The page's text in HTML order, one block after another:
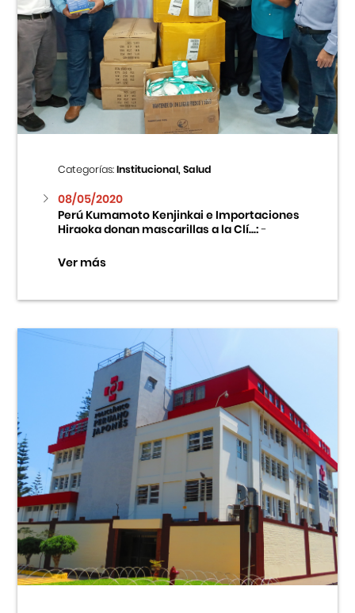
Categorías:Institucional, Salud
08/05/2020
Perú Kumamoto Kenjinkai e Importaciones
Hiraoka donan mascarillas a la Clí...:-
Ver más